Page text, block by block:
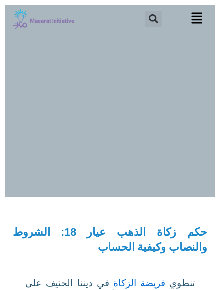
تخطي
Search
حكم زكاة الذهب عيار 18: الشروط
والنصاب وكيفية الحساب
تنطوي فريضة الزكاة في ديننا الحنيف على